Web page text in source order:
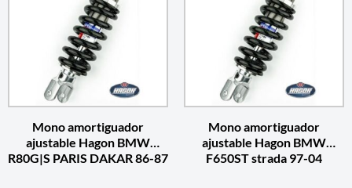
Mono amortiguador
ajustable Hagon BMW
R80G|S PARIS DAKAR 86-87
Mono amortiguador
ajustable Hagon BMW
F650ST strada 97-04